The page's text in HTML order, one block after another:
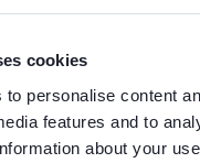
cookies
to personalise content
features and to
about your
tussen deze
wat leidt tot het
en geavanceerde
producten zijn altijd
formele